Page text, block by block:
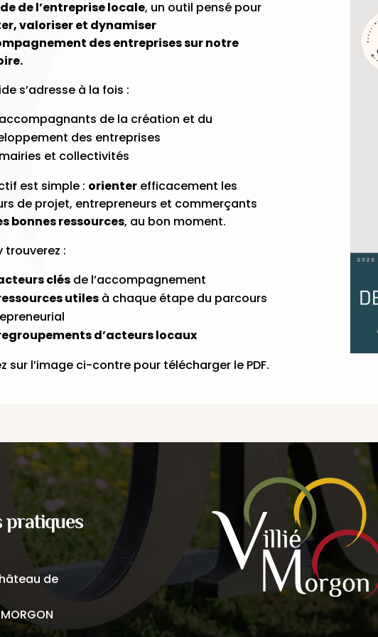
de l’entreprise locale, un outil pensé pour
valoriser et dynamiser
des entreprises sur notre
s’adresse à la fois :
de la création et du
des entreprises
et collectivités
est simple : orienterefficacement les
de projet, entrepreneurs et commerçants
bonnes ressources, au bon moment.
trouverez :
clés de l’accompagnement
utiles à chaque étape du parcours
d’acteurs locaux
sur l’image ci-contre pour télécharger le PDF.
pratiques
de